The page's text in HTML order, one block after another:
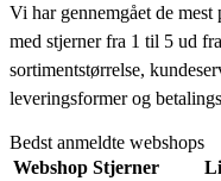
Vi har gennemgået de
med stjerner fra 1 til 5 ud
sortimentstørrelse,
leveringsformer og
Bedst anmeldte webshops
Webshop Stjerner